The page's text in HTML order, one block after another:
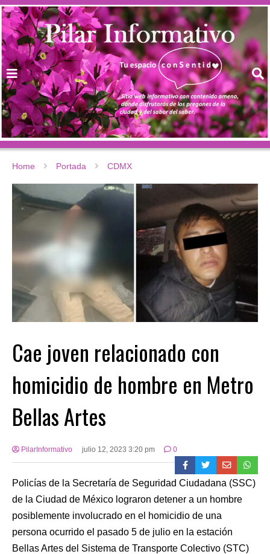
Home Portada CDMX
Cae joven relacionado con
homicidio de hombre en Metro
Bellas Artes
PilarInformativo julio 12, 2023 3:20 pm 0
Policías de la Secretaría de Seguridad Ciudadana (SSC)
de la Ciudad de México lograron detener a un hombre
posiblemente involucrado en el homicidio de una
persona ocurrido el pasado 5 de julio en la estación
Bellas Artes del Sistema de Transporte Colectivo (STC)